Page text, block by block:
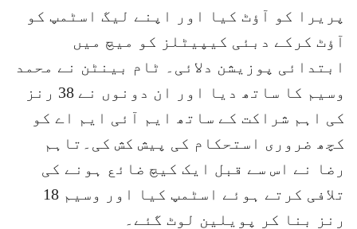
پریرا کو آؤٹ کیا اور اپنے لیگ اسٹمپ کو
آؤٹ کرکے دبئی کیپیٹلز کو میچ میں
ابتدائی پوزیشن دلائی۔ ٹام بینٹن نے محمد
وسیم کا ساتھ دیا اور ان دونوں نے 38 رنز
کی اہم شراکت کے ساتھ ایم آئی ایم اے کو
کچھ ضروری استحکام کی پیش کش کی۔تاہم
رضا نے اس سے قبل ایک کیچ ضائع ہونے کی
تلافی کرتے ہوئے اسٹمپ کیا اور وسیم 18
رنز بنا کر پویلین لوٹ گئے۔